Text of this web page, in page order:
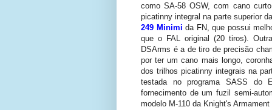
como SA-58 OSW, com cano
picatinny integral na parte superior
249 Minimi da FN, que possui
que o FAL original (20 tiros).
DSArms é a de tiro de precisão
por ter um cano mais longo,
dos trilhos picatinny integrais na
testada no programa SASS do
fornecimento de um fuzil semi-
modelo M-110 da Knight's Armament